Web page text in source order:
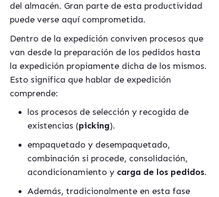
del almacén. Gran parte de esta productividad
puede verse aquí comprometida.
Dentro de la expedición conviven procesos que
van desde la preparación de los pedidos hasta
la expedición propiamente dicha de los mismos.
Esto significa que hablar de expedición
comprende:
los procesos de selección y recogida de
existencias (picking).
empaquetado y desempaquetado,
combinación si procede, consolidación,
acondicionamiento y carga de los pedidos.
Además, tradicionalmente en esta fase